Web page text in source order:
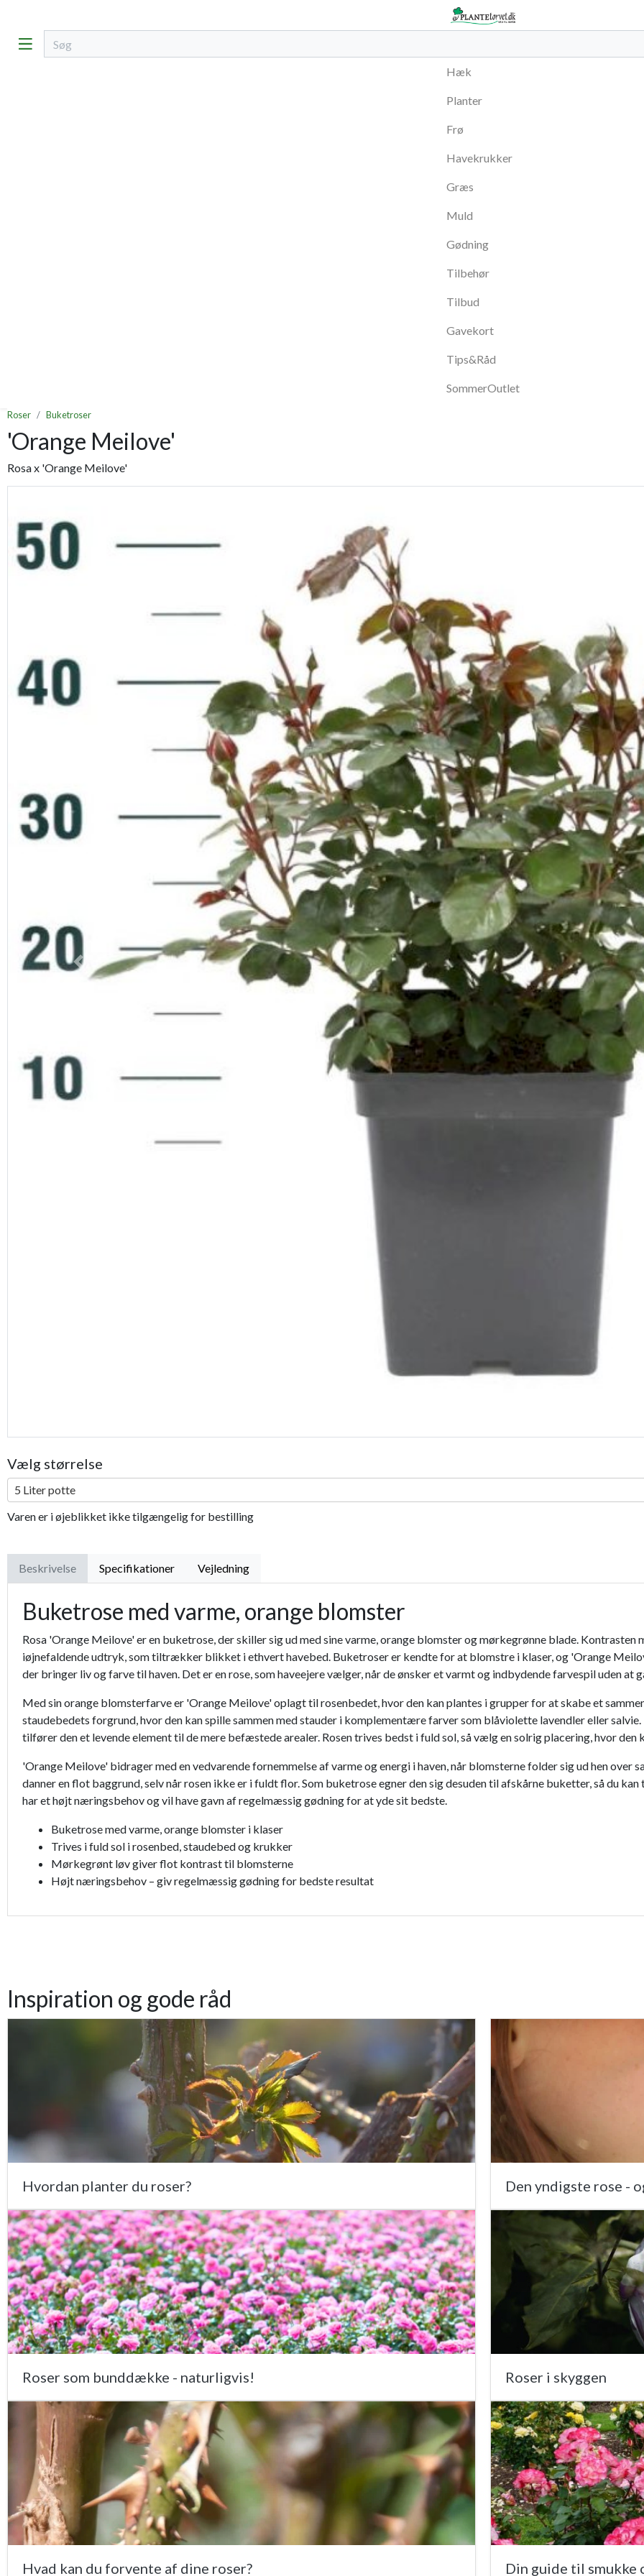
Hæk
Planter
Frø
Havekrukker
Græs
Muld
Gødning
Tilbehør
Tilbud
Gavekort
Tips&Råd
SommerOutlet
Roser Buketroser
'Orange Meilove'
Rosa x 'Orange Meilove'
Previous
Vælg størrelse
5 Liter potte
Varen er i øjeblikket ikke tilgængelig for bestilling
Beskrivelse Specifikationer Vejledning
Buketrose med varme, orange blomster
Rosa 'Orange Meilove' er en buketrose, der skiller sig ud med sine varme, orange blomster og mørkegrønne blade.
iøjnefaldende udtryk, som tiltrækker blikket i ethvert havebed. Buketroser er kendte for at blomstre i klaser, og 'Orange
der bringer liv og farve til haven. Det er en rose, som haveejere vælger, når de ønsker et varmt og indbydende farvespil uden at
Med sin orange blomsterfarve er 'Orange Meilove' oplagt til rosenbedet, hvor den kan plantes i grupper for at skabe et
staudebedets forgrund, hvor den kan spille sammen med stauder i komplementære farver som blåviolette lavendler eller
tilfører den et levende element til de mere befæstede arealer. Rosen trives bedst i fuld sol, så vælg en solrig placering, hvor den
'Orange Meilove' bidrager med en vedvarende fornemmelse af varme og energi i haven, når blomsterne folder sig ud hen
danner en flot baggrund, selv når rosen ikke er i fuldt flor. Som buketrose egner den sig desuden til afskårne buketter, så du
har et højt næringsbehov og vil have gavn af regelmæssig gødning for at yde sit bedste.
Buketrose med varme, orange blomster i klaser
Trives i fuld sol i rosenbed, staudebed og krukker
Mørkegrønt løv giver flot kontrast til blomsterne
Højt næringsbehov – giv regelmæssig gødning for bedste resultat
Inspiration og gode råd
Hvordan planter du roser? Den yndigste rose -
Roser som bunddække - naturligvis! Roser i skyggen
Hvad kan du forvente af dine roser? Din guide til smukke